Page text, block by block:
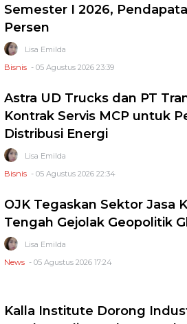
Semester I 2026,
Persen
Lisa Emilda
Bisnis - 05 Agustus 2026 23:39
Astra UD Trucks dan PT
Kontrak Servis MCP untuk
Distribusi Energi
Lisa Emilda
Bisnis - 05 Agustus 2026 22:34
OJK Tegaskan Sektor Jasa
Tengah Gejolak Geopolitik
Lisa Emilda
News - 05 Agustus 2026 17:24
Kalla Institute Dorong